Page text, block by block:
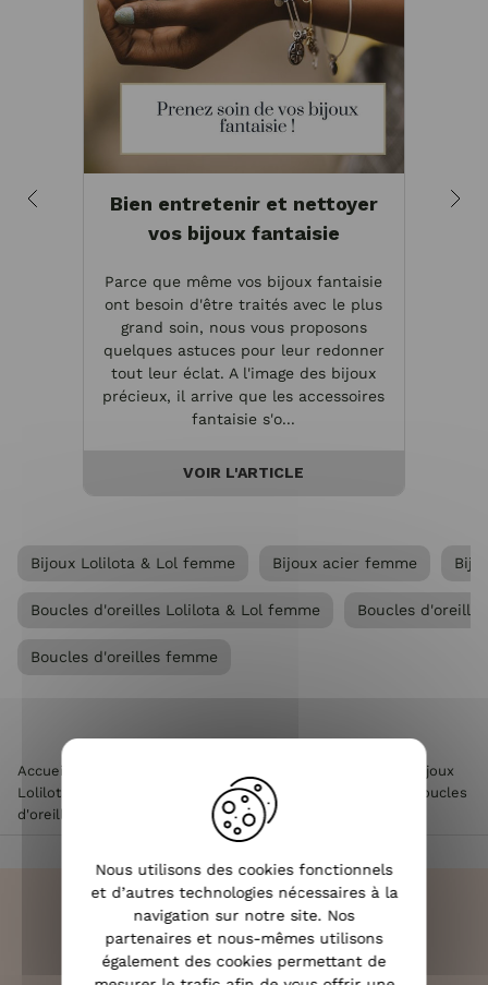
Bien entretenir et nettoyer
vos bijoux fantaisie
Parce que même vos bijoux fantaisie
ont besoin d'être traités avec le plus
grand soin, nous vous proposons
quelques astuces pour leur redonner
tout leur éclat. A l'image des bijoux
précieux, il arrive que les accessoires
fantaisie s'o...
VOIR L'ARTICLE
Bijoux Lolilota & Lol femme Bijoux acier femme
Boucles d'oreilles Lolilota & Lol femme Boucles
Boucles d'oreilles femme
Accueil
Bijoux
Lolilota & Lol femme
Boucles d'oreilles Lolilota & Lol
Boucles
d'oreilles Acier doré médaillon étoilé filaments de perles
LIVRAISON RAPIDE
Nous utilisons des cookies fonctionnels
et d’autres technologies nécessaires à la
navigation sur notre site. Nos
partenaires et nous-mêmes utilisons
également des cookies permettant de